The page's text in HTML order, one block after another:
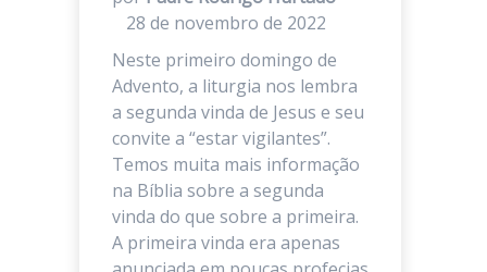
28 de novembro de 2022
Neste primeiro domingo de
Advento, a liturgia nos lembra
a segunda vinda de Jesus e seu
convite a “estar vigilantes”.
Temos muita mais informação
na Bíblia sobre a segunda
vinda do que sobre a primeira.
A primeira vinda era apenas